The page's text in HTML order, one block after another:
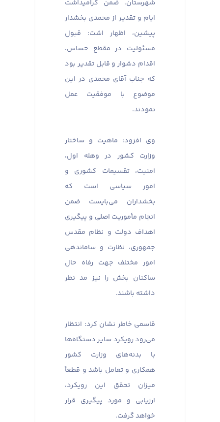
شهرستان، ضمن گرامیداشت
ایام و تقدیر از محمدی بخشدار
پیشین، اظهار اشت: قبول
مسئولیت در مقطع حساس،
اقدام دشوار و قابل تقدیر بود
که جناب آقای محمدی در این
موضوع با موفقیت عمل
نمودند.
وی افزود: ماهیت و ساختار
وزارت کشور در وهله اول،
امنیت، تقسیمات کشوری و
امور سیاسی است که
بخشداران می‌بایست ضمن
انجام مأموریت اصلی و پیگیری
اهداف دولت و نظام مقدس
جمهوری، نظارت و ساماندهی
امور مختلف جهت رفاه حال
ساکنان بخش را نیز مد نظر
داشته باشند.
قاسمی خاطر نشان کرد: انتظار
می‌رود رویکرد سایر دستگاه‌ها
با بدنه‌های وزارت کشور
همکاری و تعامل باشد و قطعاً
میزان تحقق این رویکرد،
ارزیابی و مورد پیگیری قرار
خواهد گرفت.